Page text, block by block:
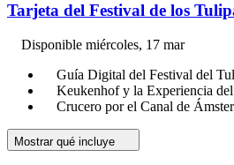
Tarjeta del Festival de los
Disponible miércoles, 17 mar
Guía Digital del Festival del
Keukenhof y la Experiencia
Crucero por el Canal de
Mostrar qué incluye